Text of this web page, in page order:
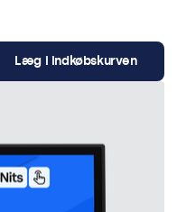
Læg i indkøbskurven